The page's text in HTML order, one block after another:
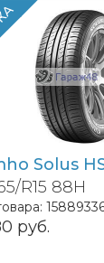
Solus
R15 88H
руб.